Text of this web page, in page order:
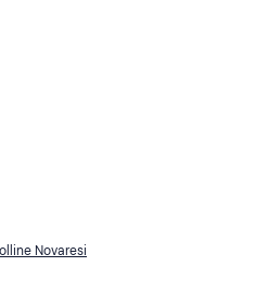
Novaresi